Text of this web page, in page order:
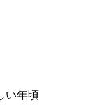
い年頃